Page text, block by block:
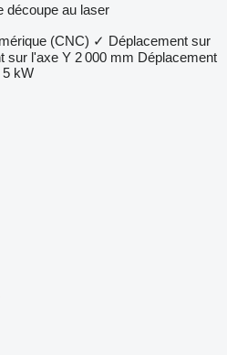
découpe au laser
(CNC) ✓ Déplacement sur
sur l'axe Y 2 000 mm Déplacement
5 kW